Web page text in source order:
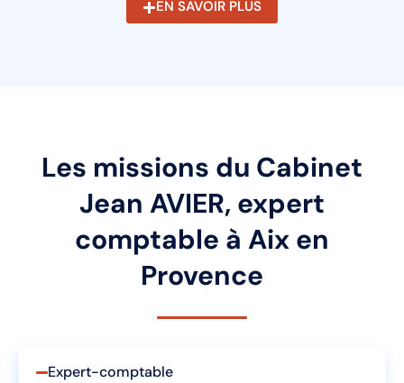
EN SAVOIR PLUS
Les missions du Cabinet
Jean AVIER, expert
comptable à Aix en
Provence
Expert-comptable